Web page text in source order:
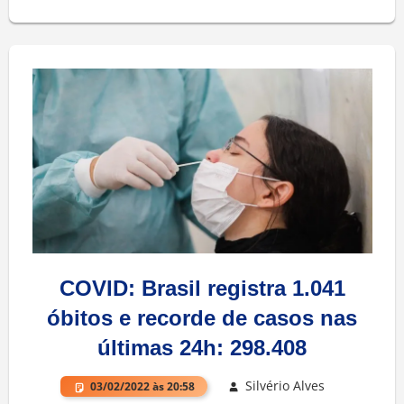
COVID: Brasil registra 1.041
óbitos e recorde de casos nas
últimas 24h: 298.408
03/02/2022 às 20:58 Silvério Alves